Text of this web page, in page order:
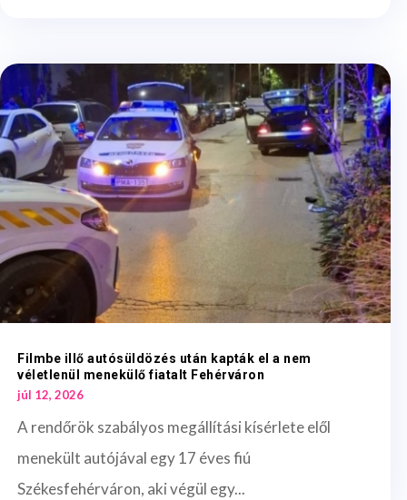
Filmbe illő autósüldözés után kapták el a nem
véletlenül menekülő fiatalt Fehérváron
júl 12, 2026
A rendőrök szabályos megállítási kísérlete elől
menekült autójával egy 17 éves fiú
Székesfehérváron, aki végül egy...